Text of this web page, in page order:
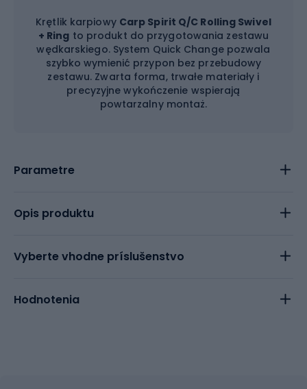
Krętlik karpiowy Carp Spirit Q/C Rolling Swivel
+ Ring to produkt do przygotowania zestawu
wędkarskiego. System Quick Change pozwala
szybko wymienić przypon bez przebudowy
zestawu. Zwarta forma, trwałe materiały i
precyzyjne wykończenie wspierają
powtarzalny montaż.
Parametre
Opis produktu
Vyberte vhodne príslušenstvo
Hodnotenia